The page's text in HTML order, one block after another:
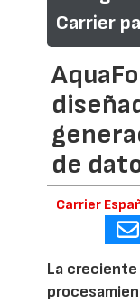
Carrier
de
Carrier
La creciente